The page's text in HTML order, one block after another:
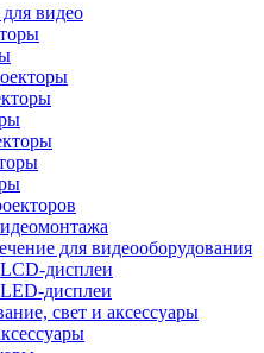
видео
для видеооборудования
дисплеи
дисплеи
свет и аксессуары